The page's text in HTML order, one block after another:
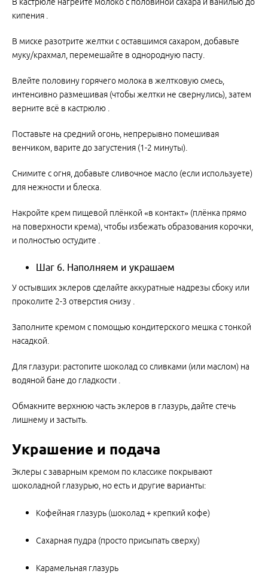
В кастрюле нагрейте молоко с половиной сахара и ванилью до
кипения .
В миске разотрите желтки с оставшимся сахаром, добавьте
муку/крахмал, перемешайте в однородную пасту.
Влейте половину горячего молока в желтковую смесь,
интенсивно размешивая (чтобы желтки не свернулись), затем
верните всё в кастрюлю .
Поставьте на средний огонь, непрерывно помешивая
венчиком, варите до загустения (1-2 минуты).
Снимите с огня, добавьте сливочное масло (если используете)
для нежности и блеска.
Накройте крем пищевой плёнкой «в контакт» (плёнка прямо
на поверхности крема), чтобы избежать образования корочки,
и полностью остудите .
Шаг 6. Наполняем и украшаем
У остывших эклеров сделайте аккуратные надрезы сбоку или
проколите 2-3 отверстия снизу .
Заполните кремом с помощью кондитерского мешка с тонкой
насадкой.
Для глазури: растопите шоколад со сливками (или маслом) на
водяной бане до гладкости .
Обмакните верхнюю часть эклеров в глазурь, дайте стечь
лишнему и застыть.
Украшение и подача
Эклеры с заварным кремом по классике покрывают
шоколадной глазурью, но есть и другие варианты:
Кофейная глазурь (шоколад + крепкий кофе)
Сахарная пудра (просто присыпать сверху)
Карамельная глазурь